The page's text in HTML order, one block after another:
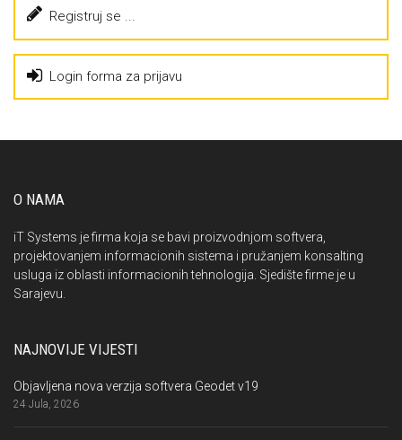
Registruj se ...
Login forma za prijavu
O NAMA
iT Systems je firma koja se bavi proizvodnjom softvera,
projektovanjem informacionih sistema i pružanjem konsalting
usluga iz oblasti informacionih tehnologija. Sjedište firme je u
Sarajevu.
NAJNOVIJE VIJESTI
Objavljena nova verzija softvera Geodet v19
24 Jula, 2026